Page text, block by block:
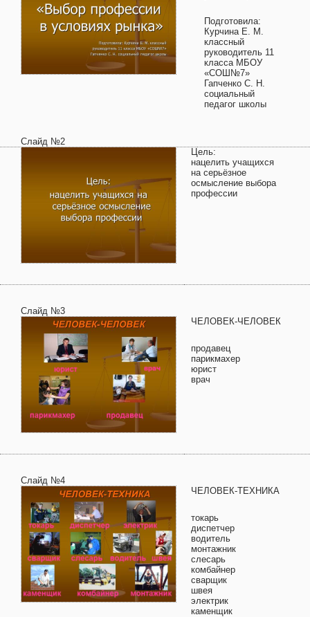
Подготовила:
Курчина Е. М.
классный
руководитель 11
класса МБОУ
«СОШ№7»
Гапченко С. Н.
социальный
педагог школы
Слайд №2
Цель:
нацелить учащихся
на серьёзное
осмысление выбора
профессии
Слайд №3
ЧЕЛОВЕК-ЧЕЛОВЕК
продавец
парикмахер
юрист
врач
Слайд №4
ЧЕЛОВЕК-ТЕХНИКА
токарь
диспетчер
водитель
монтажник
слесарь
комбайнер
сварщик
швея
электрик
каменщик